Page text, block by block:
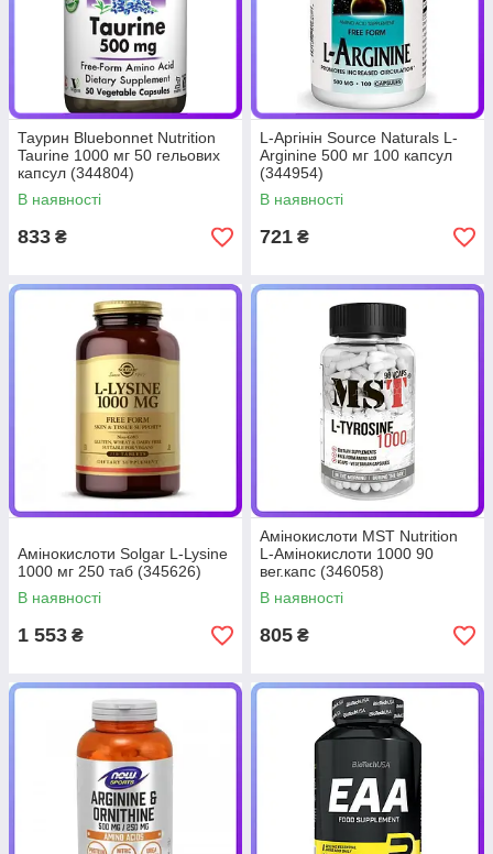
Таурин Bluebonnet Nutrition
Taurine 1000 мг 50 гельових
капсул (344804)
В наявності
833 ₴
L-Аргінін Source Naturals L-
Arginine 500 мг 100 капсул
(344954)
В наявності
721 ₴
Амінокислоти Solgar L-Lysine
1000 мг 250 таб (345626)
В наявності
1 553 ₴
Амінокислоти MST Nutrition
L-Амінокислоти 1000 90
вег.капс (346058)
В наявності
805 ₴